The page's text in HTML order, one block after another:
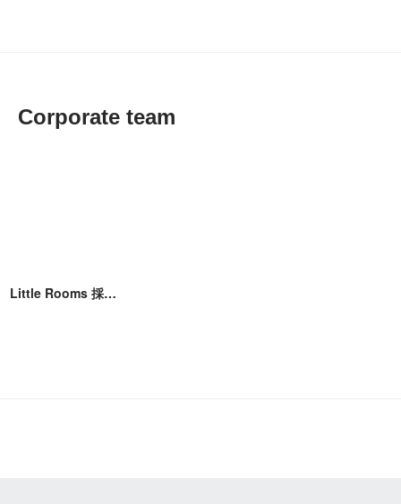
Corporate team
Little Rooms 採用担当